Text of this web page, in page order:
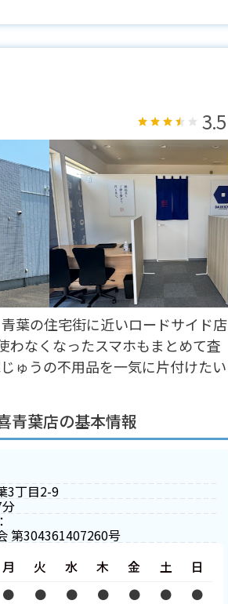
3.5
葉の住宅街に近いロードサイド店
わなくなったスマホもまとめて査
ゅうの不用品を一気に片付けたい
青葉店の基本情報
3丁目2-9
第304361407260号
月
●
火
●
水
●
木
●
金
●
土
●
日
●